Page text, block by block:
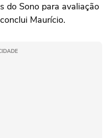
do Sono para avaliação
Maurício.